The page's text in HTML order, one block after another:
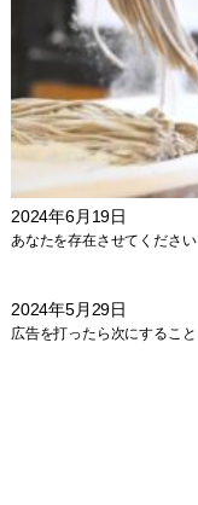
2024年6月19日
あなたを存在させてください
2024年5月29日
広告を打ったら次にすること